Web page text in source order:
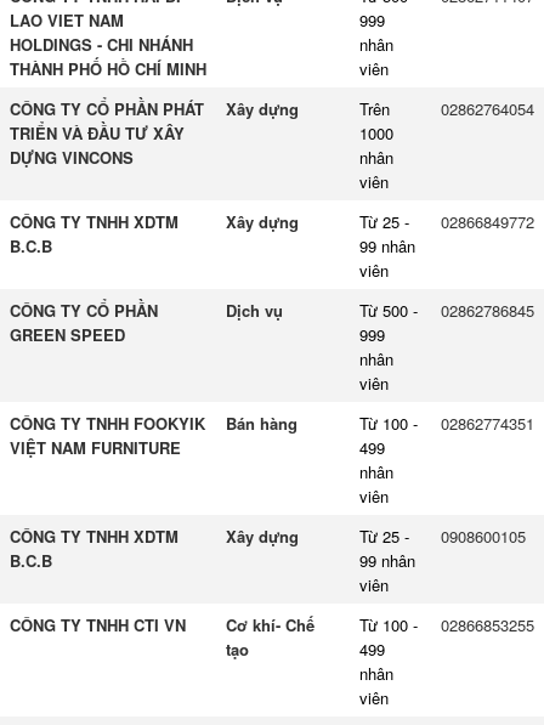
LAO VIET NAM
HOLDINGS - CHI NHÁNH
THÀNH PHỐ HỒ CHÍ MINH
999
nhân
viên
CÔNG TY CỔ PHẦN PHÁT
TRIỂN VÀ ĐẦU TƯ XÂY
DỰNG VINCONS
Xây dựng
Trên
1000
nhân
viên
02862764054
CÔNG TY TNHH XDTM
B.C.B
Xây dựng
Từ 25 -
99 nhân
viên
02866849772
CÔNG TY CỔ PHẦN
GREEN SPEED
Dịch vụ
Từ 500 -
999
nhân
viên
02862786845
CÔNG TY TNHH FOOKYIK
VIỆT NAM FURNITURE
Bán hàng
Từ 100 -
499
nhân
viên
02862774351
CÔNG TY TNHH XDTM
B.C.B
Xây dựng
Từ 25 -
99 nhân
viên
0908600105
CÔNG TY TNHH CTI VN
Cơ khí- Chế
tạo
Từ 100 -
499
nhân
viên
02866853255